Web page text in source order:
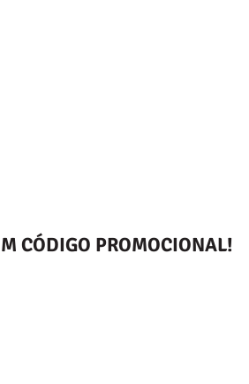
CÓDIGO PROMOCIONAL!